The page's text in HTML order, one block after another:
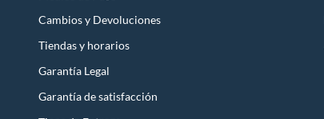
Cambios y Devoluciones
Tiendas y horarios
Garantía Legal
Garantía de satisfacción